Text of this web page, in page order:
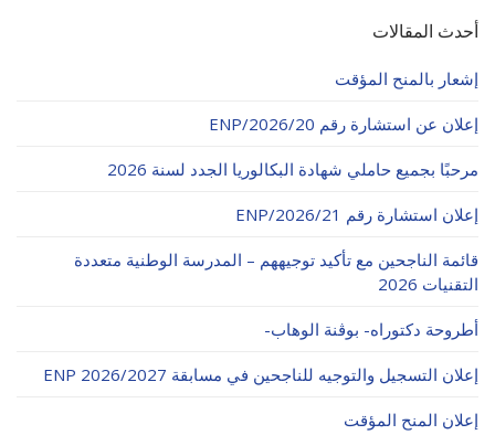
أحدث المقالات
إشعار بالمنح المؤقت
إعلان عن استشارة رقم 20/ENP/2026
مرحبًا بجميع حاملي شهادة البكالوريا الجدد لسنة 2026
إعلان استشارة رقم 21/ENP/2026
قائمة الناجحين مع تأكيد توجيههم – المدرسة الوطنية متعددة
التقنيات 2026
أطروحة دكتوراه- بوڨنة الوهاب-
إعلان التسجيل والتوجيه للناجحين في مسابقة ENP 2026/2027
إعلان المنح المؤقت